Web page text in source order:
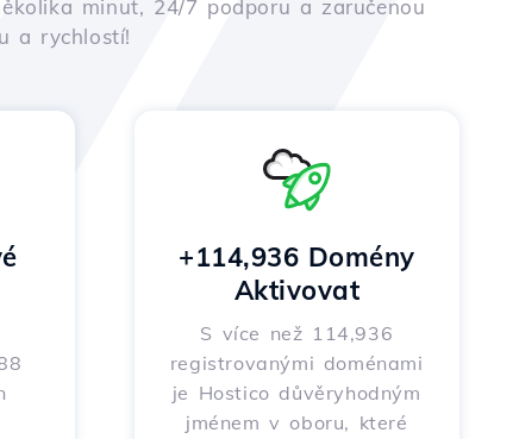
minut, 24/7 podporu a zaručenou
a rychlostí!
+114,936 Domény
Aktivovat
S více než 114,936
registrovanými doménami
je Hostico důvěryhodným
jménem v oboru, které